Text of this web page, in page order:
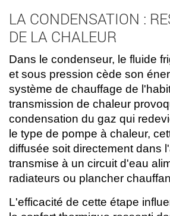
LA CONDENSATION :
DE LA CHALEUR
Dans le condenseur, le fluide
et sous pression cède son
système de chauffage de
transmission de chaleur
condensation du gaz qui
le type de pompe à chaleur,
diffusée soit directement dans
transmise à un circuit d'eau
radiateurs ou plancher
L'efficacité de cette étape